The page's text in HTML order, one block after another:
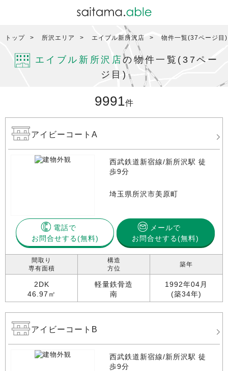
トップ 所沢エリア エイブル新所沢店 物件一覧(37ページ目)
エイブル新所沢店の物件一覧(37ペー
ジ目)
9991件
アイビーコートA
西武鉄道新宿線/新所沢駅 徒
歩9分
埼玉県所沢市美原町
電話で
お問合せする
メールで
お問合せする(無料)
間取り
専有面積
2DK
46.97㎡
構造
方位
軽量鉄骨造
南
築年
1992年04月
(築34年)
アイビーコートB
西武鉄道新宿線/新所沢駅 徒
歩9分